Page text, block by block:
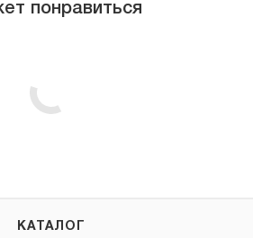
понравиться
КАТАЛОГ